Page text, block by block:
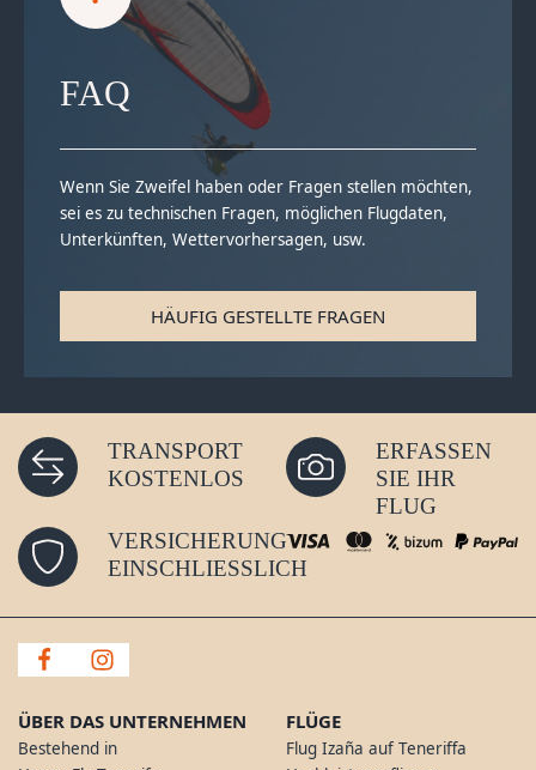
FAQ
Wenn Sie Zweifel haben oder Fragen stellen möchten,
sei es zu technischen Fragen, möglichen Flugdaten,
Unterkünften, Wettervorhersagen, usw.
HÄUFIG GESTELLTE FRAGEN
TRANSPORT
KOSTENLOS
ERFASSEN
SIE IHR
FLUG
VERSICHERUNG
EINSCHLIESSLICH
ÜBER DAS UNTERNEHMEN
Bestehend in
FLÜGE
Flug Izaña auf Teneriffa